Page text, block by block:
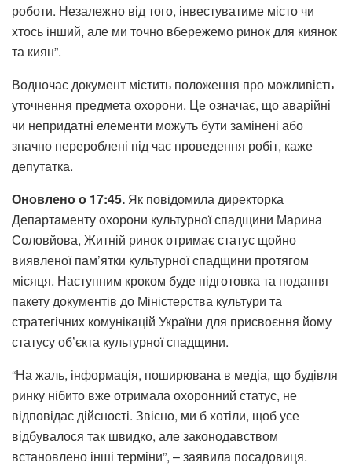
роботи. Незалежно від того, інвестуватиме місто чи
хтось інший, але ми точно вбережемо ринок для киянок
та киян”.
Водночас документ містить положення про можливість
уточнення предмета охорони. Це означає, що аварійні
чи непридатні елементи можуть бути замінені або
значно перероблені під час проведення робіт, каже
депутатка.
Оновлено о 17:45. Як повідомила директорка
Департаменту охорони культурної спадщини Марина
Соловйова, Житній ринок отримає статус щойно
виявленої пам’ятки культурної спадщини протягом
місяця. Наступним кроком буде підготовка та подання
пакету документів до Міністерства культури та
стратегічних комунікацій України для присвоєння йому
статусу об’єкта культурної спадщини.
“На жаль, інформація, поширювана в медіа, що будівля
ринку нібито вже отримала охоронний статус, не
відповідає дійсності. Звісно, ми б хотіли, щоб усе
відбувалося так швидко, але законодавством
встановлено інші терміни”, – заявила посадовиця.